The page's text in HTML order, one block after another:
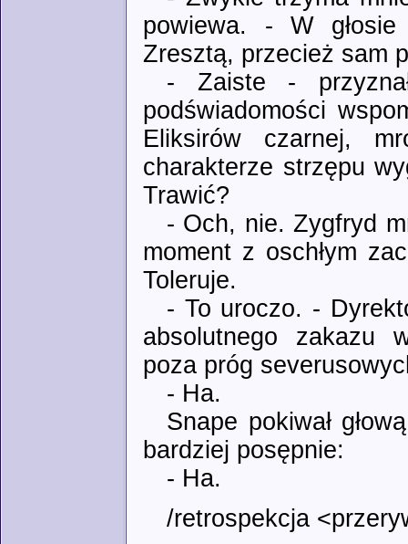
powiewa. - W
Zresztą, przecież sam
- Zaiste -
podświadomości
Eliksirów czarnej,
charakterze strzępu
Trawić?
- Och, nie. Zygfryd
moment z oschłym
Toleruje.
- To uroczo. -
absolutnego zakazu
poza próg
- Ha.
Snape pokiwał
bardziej posępnie:
- Ha.
/retrospekcja